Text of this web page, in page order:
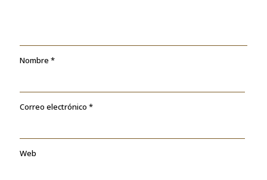
Nombre *
Correo electrónico *
Web